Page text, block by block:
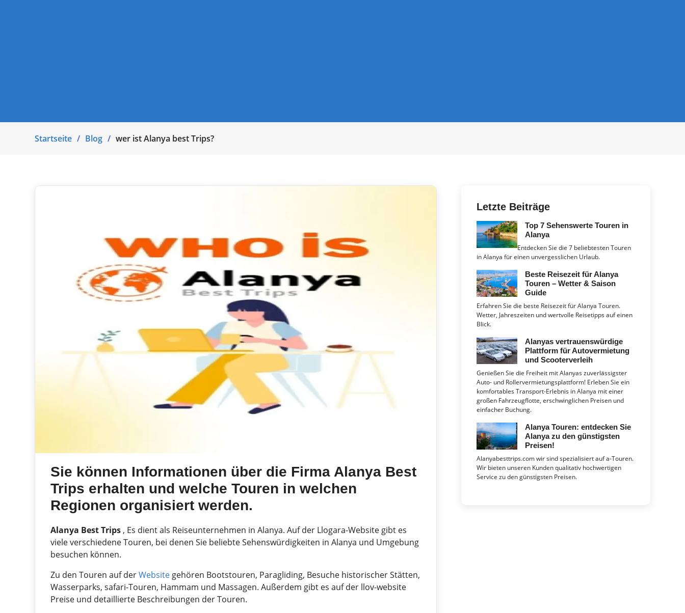
Startseite Blog wer ist Alanya best Trips?
Sie können Informationen über die Firma Alanya Best
Trips erhalten und welche Touren in welchen
Regionen organisiert werden.
Alanya Best Trips , Es dient als Reiseunternehmen in Alanya. Auf der Llogara-Website gibt es
viele verschiedene Touren, bei denen Sie beliebte Sehenswürdigkeiten in Alanya und Umgebung
besuchen können.
Zu den Touren auf derWebsite gehören Bootstouren, Paragliding, Besuche historischer Stätten,
Wasserparks, safari-Touren, Hammam und Massagen. Außerdem gibt es auf der llov-website
Preise und detaillierte Beschreibungen der Touren.
Letzte Beiträge
Top 7 Sehenswerte Touren in
Alanya
Entdecken Sie die 7 beliebtesten Touren
in Alanya für einen unvergesslichen Urlaub.
Beste Reisezeit für Alanya
Touren – Wetter & Saison
Guide
Erfahren Sie die beste Reisezeit für Alanya Touren.
Wetter, Jahreszeiten und wertvolle Reisetipps auf einen
Blick.
Alanyas vertrauenswürdige
Plattform für Autovermietung
und Scooterverleih
Genießen Sie die Freiheit mit Alanyas zuverlässigster
Auto- und Rollervermietungsplattform! Erleben Sie ein
komfortables Transport-Erlebnis in Alanya mit einer
großen Fahrzeugflotte, erschwinglichen Preisen und
einfacher Buchung.
Alanya Touren: entdecken Sie
Alanya zu den günstigsten
Preisen!
Alanyabesttrips.com wir sind spezialisiert auf a-Touren.
Wir bieten unseren Kunden qualitativ hochwertigen
Service zu den günstigsten Preisen.